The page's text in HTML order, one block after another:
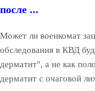
после ...
Может ли военкомат
обследования в КВД
дерматит", а не как
дерматит с очаговой